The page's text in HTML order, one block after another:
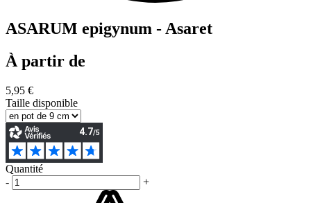
ASARUM epigynum - Asaret
À partir de
5,95 €
Taille disponible
Quantité
-
+